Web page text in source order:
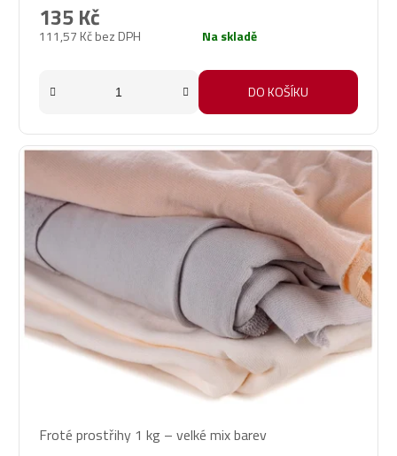
111,57 Kč bez DPH
135 Kč
Na skladě
DO KOŠÍKU
Froté prostřihy 1 kg – velké mix barev